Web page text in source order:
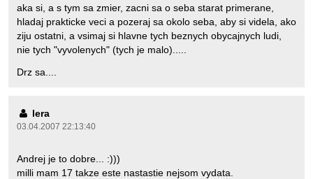
aka si, a s tym sa zmier, zacni sa o seba starat primerane,
hladaj prakticke veci a pozeraj sa okolo seba, aby si videla, ako
ziju ostatni, a vsimaj si hlavne tych beznych obycajnych ludi,
nie tych "vyvolenych" (tych je malo).....
Drz sa....
lera
03.04.2007 22:13:40
Andrej je to dobre... :)))
milli mam 17 takze este nastastie nejsom vydata.